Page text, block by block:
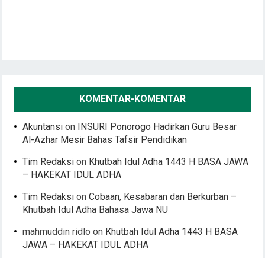
KOMENTAR-KOMENTAR
Akuntansi on INSURI Ponorogo Hadirkan Guru Besar
Al-Azhar Mesir Bahas Tafsir Pendidikan
Tim Redaksi on Khutbah Idul Adha 1443 H BASA JAWA
– HAKEKAT IDUL ADHA
Tim Redaksi onCobaan, Kesabaran dan Berkurban –
Khutbah Idul Adha Bahasa Jawa NU
mahmuddin ridlo on Khutbah Idul Adha 1443 H BASA
JAWA – HAKEKAT IDUL ADHA